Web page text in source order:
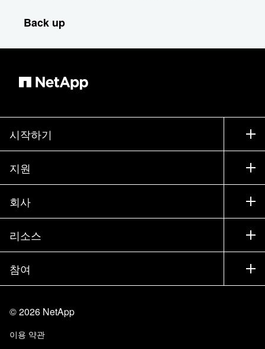
Back up
시작하기
구입 방법
세일즈 팀 연락처
파트너 찾기
경영진 브리핑
제품 소개
지원
지원
교육
설명서
커뮤니티
알아보기
회사
회사
파트너
채용
Trust Center
책임 및 지속가능성
리소스
뉴스룸
이벤트
블로그
고객 경험
참여
사이트 피드백
액세스 가능성
©2026 NetApp
이용 약관